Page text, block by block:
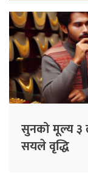
सुनको मूल्य ३
सयले वृद्धि